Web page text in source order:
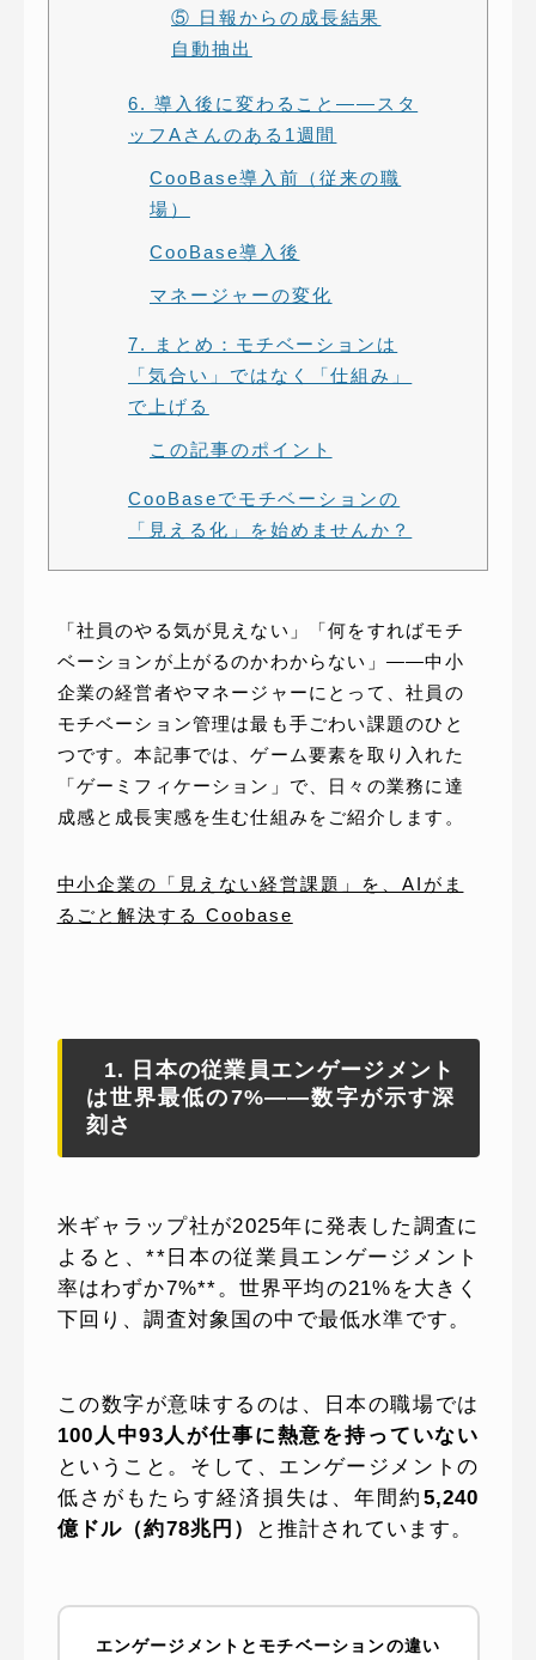
⑤ 日報からの成長結果
自動抽出
6. 導入後に変わること——スタ
ッフAさんのある1週間
CooBase導入前（従来の職
場）
CooBase導入後
マネージャーの変化
7. まとめ：モチベーションは
「気合い」ではなく「仕組み」
で上げる
この記事のポイント
CooBaseでモチベーションの
「見える化」を始めませんか？
「社員のやる気が見えない」「何をすればモチ
ベーションが上がるのかわからない」——中小
企業の経営者やマネージャーにとって、社員の
モチベーション管理は最も手ごわい課題のひと
つです。本記事では、ゲーム要素を取り入れた
「ゲーミフィケーション」で、日々の業務に達
成感と成長実感を生む仕組みをご紹介します。
中小企業の「見えない経営課題」を、AIがま
るごと解決する Coobase
1. 日本の従業員エンゲージメント
は世界最低の7%——数字が示す深
刻さ
米ギャラップ社が2025年に発表した調査に
よると、**日本の従業員エンゲージメント
率はわずか7%**。世界平均の21%を大きく
下回り、調査対象国の中で最低水準です。
この数字が意味するのは、日本の職場では
100人中93人が仕事に熱意を持っていない
ということ。そして、エンゲージメントの
低さがもたらす経済損失は、年間約 5,240
億ドル（約78兆円）
と推計されています。
エンゲージメントとモチベーションの違い